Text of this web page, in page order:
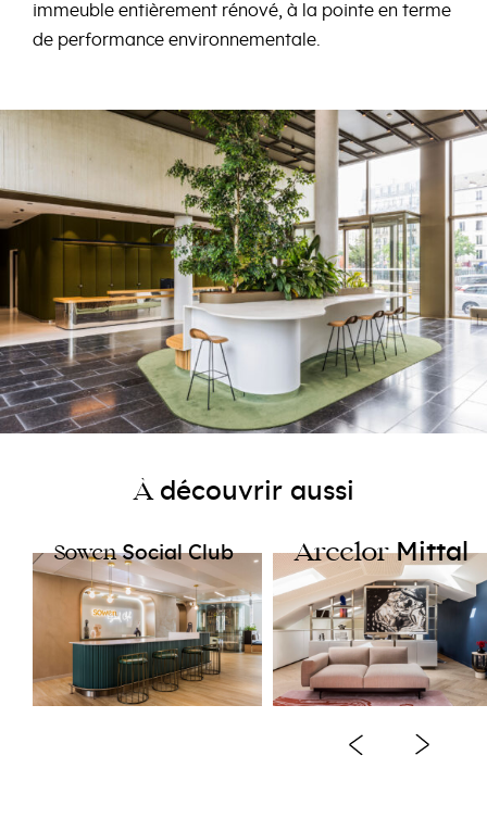
immeuble entièrement rénové, à la pointe en terme
de performance environnementale.
À découvrir aussi
SowenSocial Club ArcelorMittal​